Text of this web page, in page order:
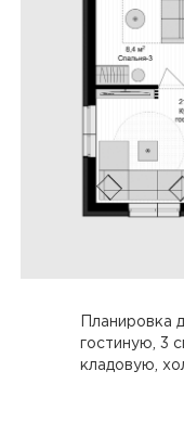
Планировка
гостиную, 3
кладовую,